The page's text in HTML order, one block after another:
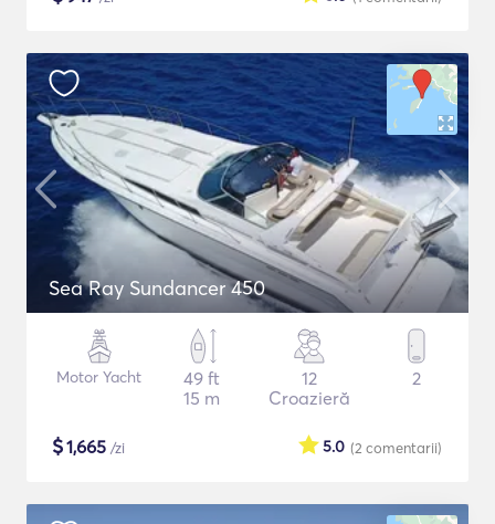
Sea Ray Sundancer 450
Motor Yacht
49 ft
15 m
12
Croazieră
2
$1,665 /zi (2 comentarii)
5.0